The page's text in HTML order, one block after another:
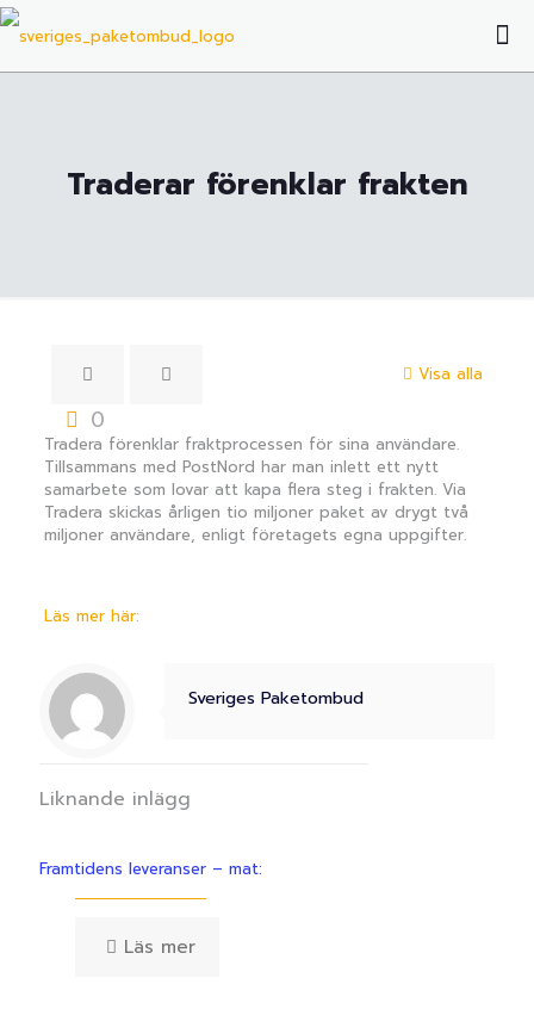
Traderar förenklar frakten
Visa alla
0
Tradera förenklar fraktprocessen för sina användare.
Tillsammans med PostNord har man inlett ett nytt
samarbete som lovar att kapa flera steg i frakten. Via
Tradera skickas årligen tio miljoner paket av drygt två
miljoner användare, enligt företagets egna uppgifter.
Läs mer här:
Sveriges Paketombud
Liknande inlägg
Framtidens leveranser – mat:
Läs mer